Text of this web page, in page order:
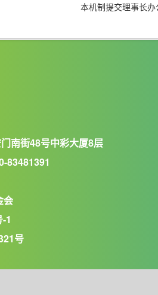
本机制提交理事长办
南街48号中彩大厦8层
83481391
会
1
号